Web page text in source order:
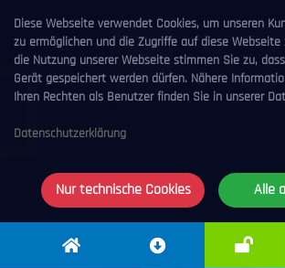
Diese Webseite verwendet Cookies, um unseren
zu ermöglichen und die Zugriffe auf diese Webseite
die Nutzung unserer Webseite stimmen Sie zu,
Gerät gespeichert werden dürfen. Nähere
Ihren Rechten als Benutzer finden Sie in unserer
Datenschutzerklärung
Nur technische Cookies Alle